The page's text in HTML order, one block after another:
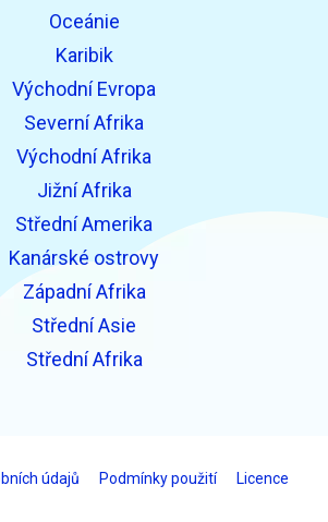
Oceánie
Karibik
Východní Evropa
Severní Afrika
Východní Afrika
Jižní Afrika
Střední Amerika
Kanárské ostrovy
Západní Afrika
Střední Asie
Střední Afrika
údajů Podmínky použití Licence